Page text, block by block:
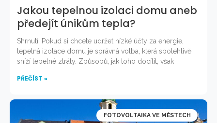
Jakou tepelnou izolaci domu aneb
předejít únikům tepla?
Shrnutí: Pokud si chcete udržet nízké účty za energie,
tepelná izolace domu je správná volba, která spolehlivě
sníží tepelné ztráty. Způsobů, jak toho docílit, však
PŘEČÍST »
FOTOVOLTAIKA VE MĚSTECH